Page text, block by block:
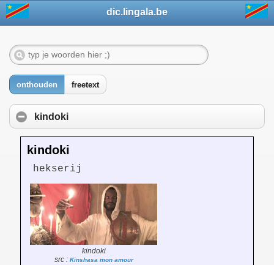
dic.lingala.be
onthouden freetext
kindoki
kindoki
hekserij
kindoki
src : Kinshasa mon amour